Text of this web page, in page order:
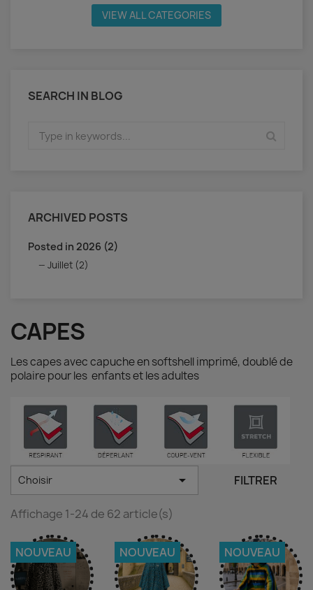
VIEW ALL CATEGORIES
SEARCH IN BLOG
ARCHIVED POSTS
Posted in 2026 (2)
Juillet (2)
CAPES
Les capes avec capuche en softshell imprimé, doublé de
polaire pour les enfants et les adultes
Choisir  FILTRER
Affichage 1-24 de 62 article(s)
NOUVEAU NOUVEAU NOUVEAU